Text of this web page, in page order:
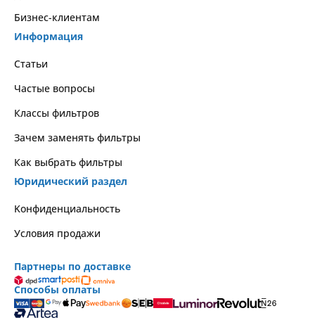
Бизнес-клиентам
Информация
Статьи
Частые вопросы
Классы фильтров
Зачем заменять фильтры
Как выбрать фильтры
Юридический раздел
Kонфиденциальность
Условия продажи
Партнеры по доставке
Способы оплаты